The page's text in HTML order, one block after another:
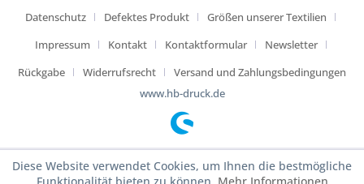
Datenschutz
Defektes Produkt
Größen unserer Textilien
Impressum
Kontakt Kontaktformular
Newsletter
Rückgabe
Widerrufsrecht
Versand und Zahlungsbedingungen
www.hb-druck.de
Diese Website verwendet Cookies, um Ihnen die bestmögliche